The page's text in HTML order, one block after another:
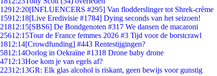
12912:20[INFLUENCERS #295] Van flodderslinger tot Shrek-crème
15912:18[Live Eredivisie #1784] Dying seconds van het seizoen!
21812:15[SBS6] De Bondgenoten #317 We dansen de macaroni
25612:15Tour de France femmes 2026 #3 Tijd voor de borstcrawl
1812:14[Crowdfunding] #443 Rentestijgingen?
5812:14Oorlog in Oekraïne #1318 Drone baby drone
4712:13Hoe kom je van egels af?
22312:13GR: Elk glas alcohol is riskant, geen bewijs voor gunstig